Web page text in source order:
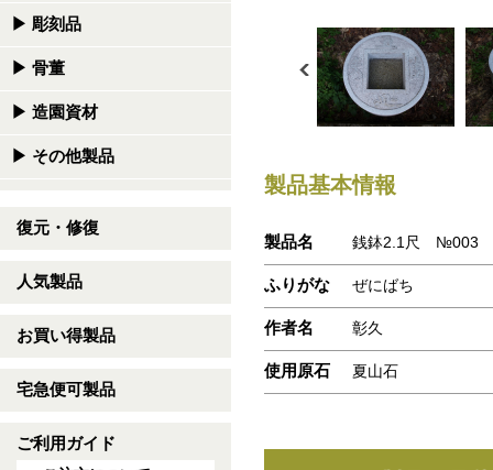
▶ 彫刻品
▶ 骨董
▶ 造園資材
▶ その他製品
復元・修復
人気製品
お買い得製品
宅急便可製品
ご利用ガイド
製品基本情報
製品名 銭鉢2.1尺 №003
ふりがな ぜにばち
作者名 彰久
使用原石 夏山石